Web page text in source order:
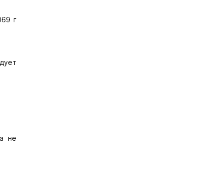
г
не